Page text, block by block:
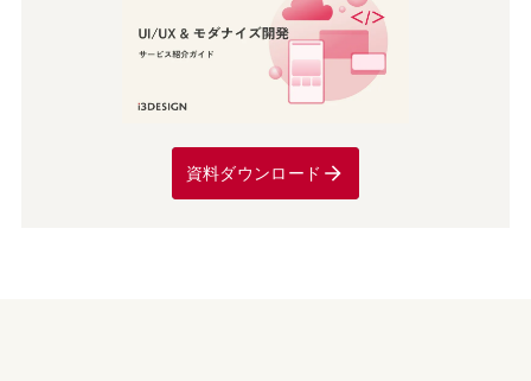
資料ダウンロード